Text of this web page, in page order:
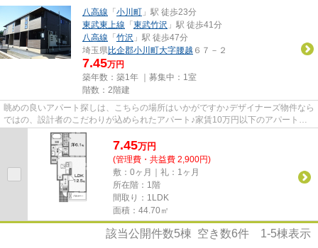
八高線 「 小川町 」駅 徒歩23分
東武東上線 「 東武竹沢 」駅 徒歩41分
八高線 「 竹沢 」駅 徒歩47分
埼玉県比企郡小川町大字腰越 ６７－２
7.45万円
築年数：築1年 ｜募集中： 1室
階数：2階建
眺めの良いアパート探しは、こちらの場所はいかがですか♪デザイナーズ物件なら
ではの、設計者のこだわりが込められたアパート♪家賃10万円以下のアパートを
お探しのお客様におすすめの...
7.45万円
(管理費・共益費 2,900円)
敷：0ヶ月｜礼：1ヶ月
所在階：1階
間取り：1LDK
面積：44.70㎡
該当公開件数5棟 空き数6件 1-5棟表示